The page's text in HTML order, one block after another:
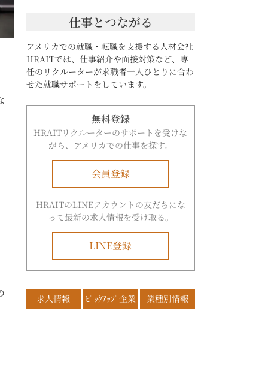
仕事とつながる
アメリカでの就職・転職を支援する人材会社
HRAITでは、仕事紹介や面接対策など、専
任のリクルーターが求職者一人ひとりに合わ
せた就職サポートをしています。
無料登録
HRAITリクルーターのサポートを受けな
がら、アメリカでの仕事を探す。
会員登録
HRAITのLINEアカウントの友だちにな
って最新の求人情報を受け取る。
LINE登録
求人情報 ﾋﾟｯｸｱｯﾌﾟ企業 業種別情報